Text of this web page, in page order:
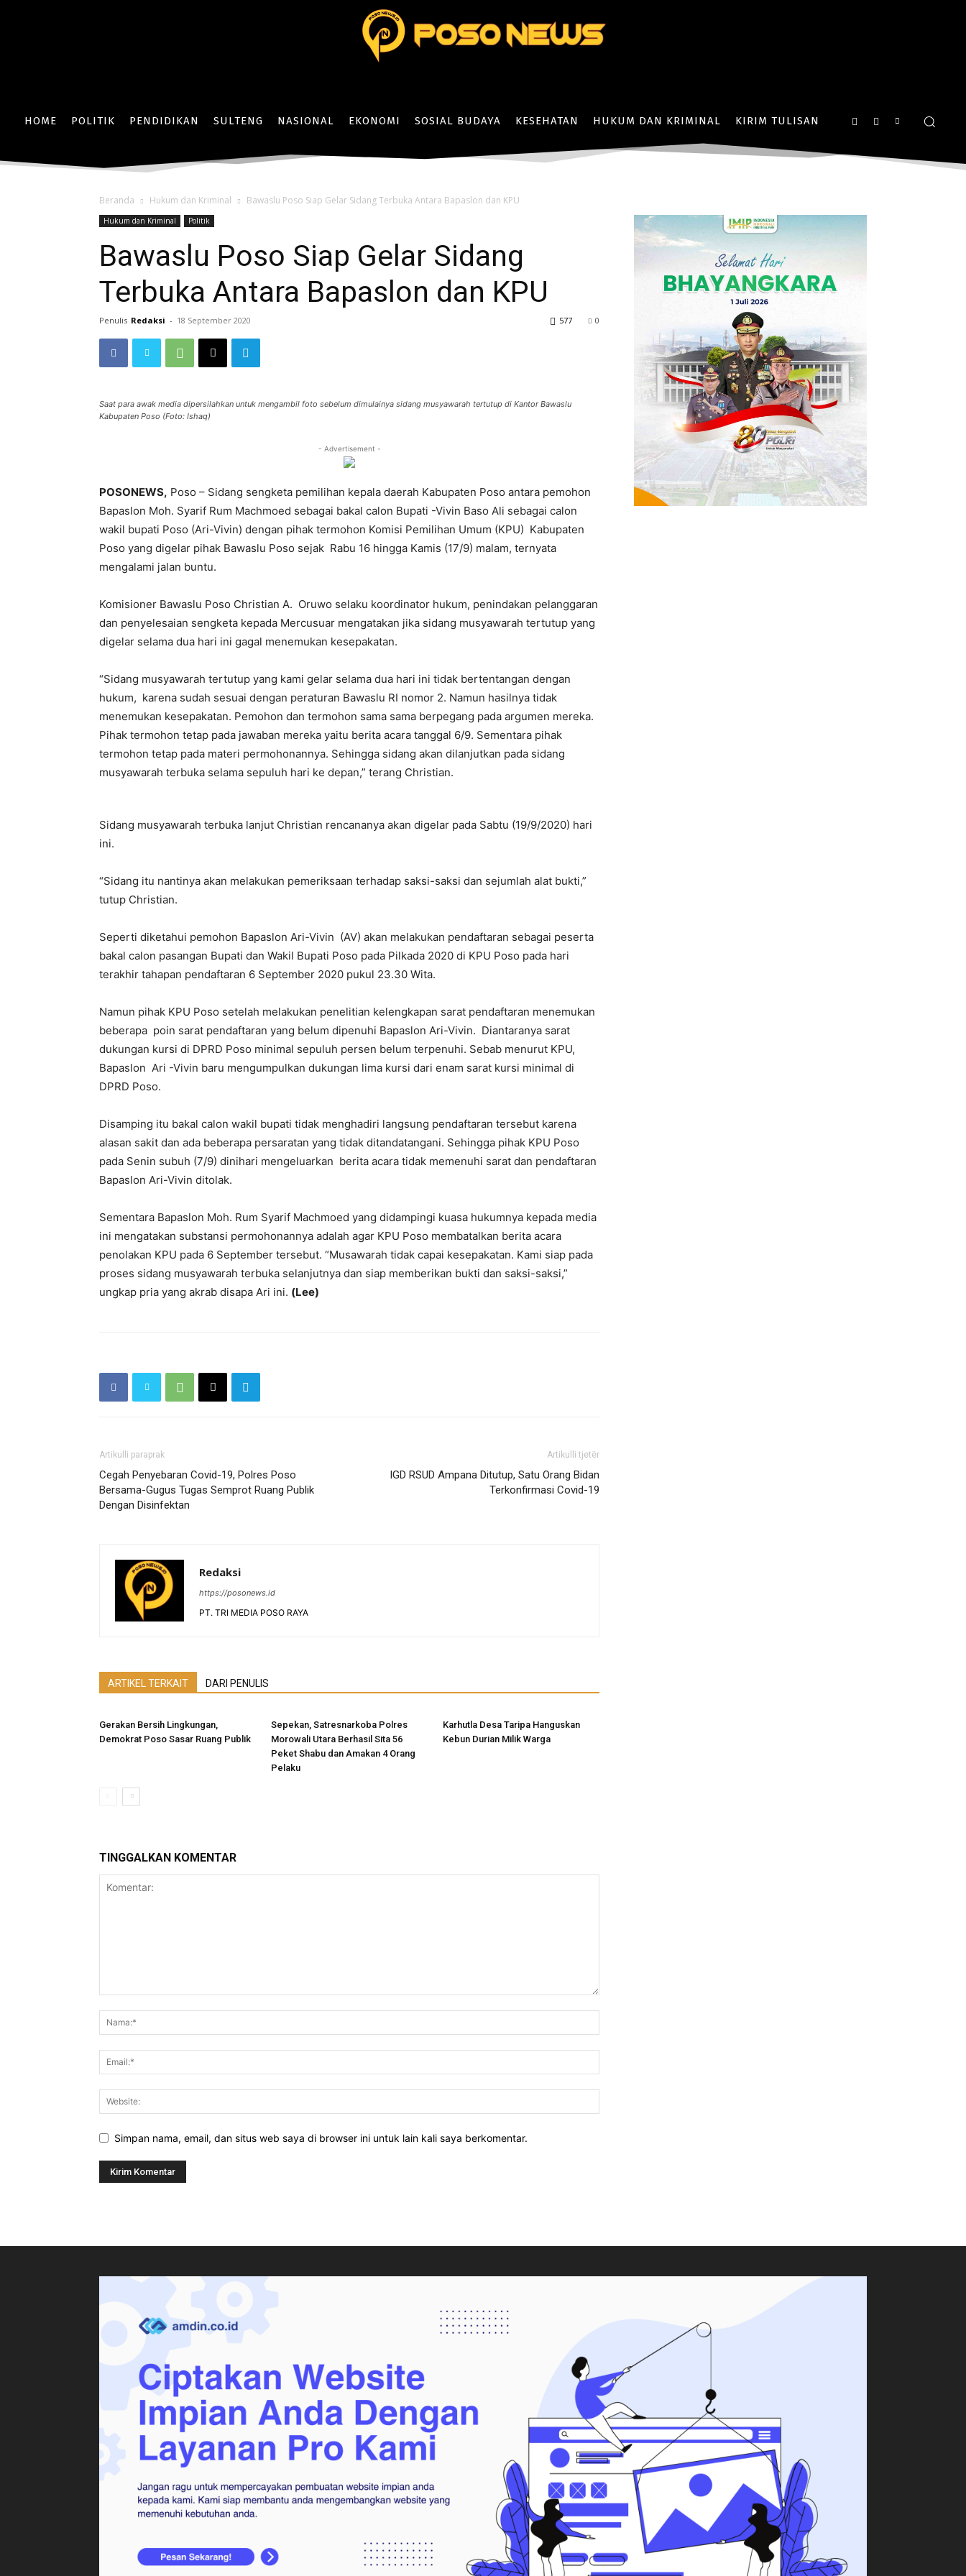
HOME POLITIK PENDIDIKAN SULTENG NASIONAL EKONOMI SOSIAL BUDAYA KESEHATAN HUKUM DAN KRIMINAL KIRIM TULISAN
Beranda Hukum dan Kriminal Bawaslu Poso Siap Gelar Sidang Terbuka Antara Bapaslon dan KPU
Hukum dan Kriminal Politik
Bawaslu Poso Siap Gelar Sidang
Terbuka Antara Bapaslon dan KPU
Penulis Redaksi - 18 September 2020 0
577
Saat para awak media dipersilahkan untuk mengambil foto sebelum dimulainya sidang musyawarah tertutup di Kantor Bawaslu
Kabupaten Poso (Foto: Ishaq)
- Advertisement -
POSONEWS, Poso – Sidang sengketa pemilihan kepala daerah Kabupaten Poso antara pemohon
Bapaslon Moh. Syarif Rum Machmoed sebagai bakal calon Bupati -Vivin Baso Ali sebagai calon
wakil bupati Poso (Ari-Vivin) dengan pihak termohon Komisi Pemilihan Umum (KPU) Kabupaten
Poso yang digelar pihak Bawaslu Poso sejak Rabu 16 hingga Kamis (17/9) malam, ternyata
mengalami jalan buntu.
Komisioner Bawaslu Poso Christian A. Oruwo selaku koordinator hukum, penindakan pelanggaran
dan penyelesaian sengketa kepada Mercusuar mengatakan jika sidang musyawarah tertutup yang
digelar selama dua hari ini gagal menemukan kesepakatan.
“Sidang musyawarah tertutup yang kami gelar selama dua hari ini tidak bertentangan dengan
hukum, karena sudah sesuai dengan peraturan Bawaslu RI nomor 2. Namun hasilnya tidak
menemukan kesepakatan. Pemohon dan termohon sama sama berpegang pada argumen mereka.
Pihak termohon tetap pada jawaban mereka yaitu berita acara tanggal 6/9. Sementara pihak
termohon tetap pada materi permohonannya. Sehingga sidang akan dilanjutkan pada sidang
musyawarah terbuka selama sepuluh hari ke depan,” terang Christian.
Sidang musyawarah terbuka lanjut Christian rencananya akan digelar pada Sabtu (19/9/2020) hari
ini.
“Sidang itu nantinya akan melakukan pemeriksaan terhadap saksi-saksi dan sejumlah alat bukti,”
tutup Christian.
Seperti diketahui pemohon Bapaslon Ari-Vivin (AV) akan melakukan pendaftaran sebagai peserta
bakal calon pasangan Bupati dan Wakil Bupati Poso pada Pilkada 2020 di KPU Poso pada hari
terakhir tahapan pendaftaran 6 September 2020 pukul 23.30 Wita.
Namun pihak KPU Poso setelah melakukan penelitian kelengkapan sarat pendaftaran menemukan
beberapa poin sarat pendaftaran yang belum dipenuhi Bapaslon Ari-Vivin. Diantaranya sarat
dukungan kursi di DPRD Poso minimal sepuluh persen belum terpenuhi. Sebab menurut KPU,
Bapaslon Ari -Vivin baru mengumpulkan dukungan lima kursi dari enam sarat kursi minimal di
DPRD Poso.
Disamping itu bakal calon wakil bupati tidak menghadiri langsung pendaftaran tersebut karena
alasan sakit dan ada beberapa persaratan yang tidak ditandatangani. Sehingga pihak KPU Poso
pada Senin subuh (7/9) dinihari mengeluarkan berita acara tidak memenuhi sarat dan pendaftaran
Bapaslon Ari-Vivin ditolak.
Sementara Bapaslon Moh. Rum Syarif Machmoed yang didampingi kuasa hukumnya kepada media
ini mengatakan substansi permohonannya adalah agar KPU Poso membatalkan berita acara
penolakan KPU pada 6 September tersebut. “Musawarah tidak capai kesepakatan. Kami siap pada
proses sidang musyawarah terbuka selanjutnya dan siap memberikan bukti dan saksi-saksi,”
ungkap pria yang akrab disapa Ari ini. (Lee)
Artikulli paraprak
Cegah Penyebaran Covid-19, Polres Poso
Bersama-Gugus Tugas Semprot Ruang Publik
Dengan Disinfektan
Artikulli tjetër
IGD RSUD Ampana Ditutup, Satu Orang Bidan
Terkonfirmasi Covid-19
Redaksi
https://posonews.id
PT. TRI MEDIA POSO RAYA
ARTIKEL TERKAIT DARI PENULIS
Gerakan Bersih Lingkungan,
Demokrat Poso Sasar Ruang Publik
Sepekan, Satresnarkoba Polres
Morowali Utara Berhasil Sita 56
Peket Shabu dan Amakan 4 Orang
Pelaku
Karhutla Desa Taripa Hanguskan
Kebun Durian Milik Warga
TINGGALKAN KOMENTAR
Simpan nama, email, dan situs web saya di browser ini untuk lain kali saya berkomentar.